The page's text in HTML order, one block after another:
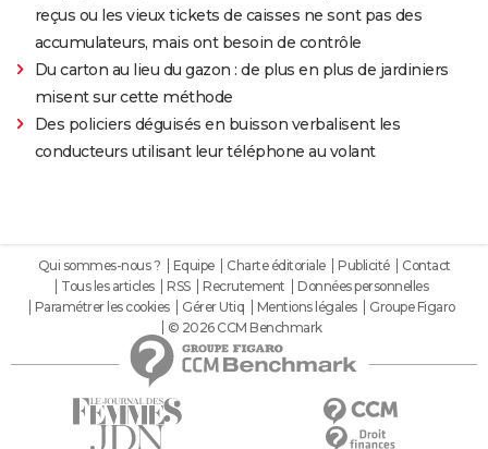
reçus ou les vieux tickets de caisses ne sont pas des
accumulateurs, mais ont besoin de contrôle
Du carton au lieu du gazon : de plus en plus de jardiniers
misent sur cette méthode
Des policiers déguisés en buisson verbalisent les
conducteurs utilisant leur téléphone au volant
Qui sommes-nous ? Equipe Charte éditoriale Publicité
Contact
Tous les articles
RSS Recrutement
Données personnelles
Paramétrer les cookies
Gérer Utiq Mentions légales
Groupe Figaro
© 2026 CCM Benchmark